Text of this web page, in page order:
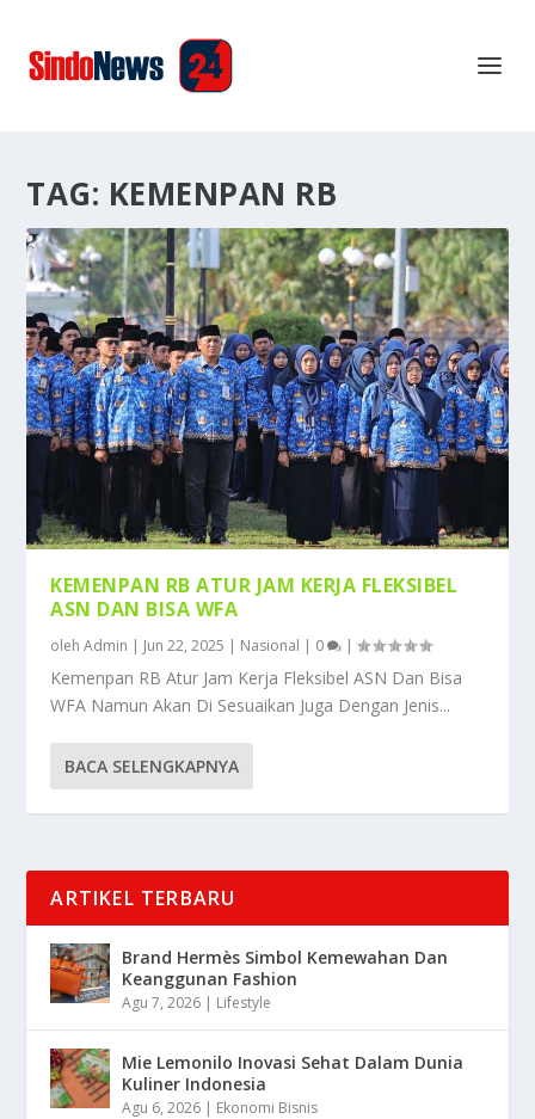
TAG: KEMENPAN RB
KEMENPAN RB ATUR JAM KERJA FLEKSIBEL
ASN DAN BISA WFA
olehAdmin | Jun 22, 2025 | Nasional | 0 |
Kemenpan RB Atur Jam Kerja Fleksibel ASN Dan Bisa
WFA Namun Akan Di Sesuaikan Juga Dengan Jenis...
BACA SELENGKAPNYA
ARTIKEL TERBARU
Brand Hermès Simbol Kemewahan Dan
Keanggunan Fashion
Agu 7, 2026 | Lifestyle
Mie Lemonilo Inovasi Sehat Dalam Dunia
Kuliner Indonesia
Agu 6, 2026 | Ekonomi Bisnis